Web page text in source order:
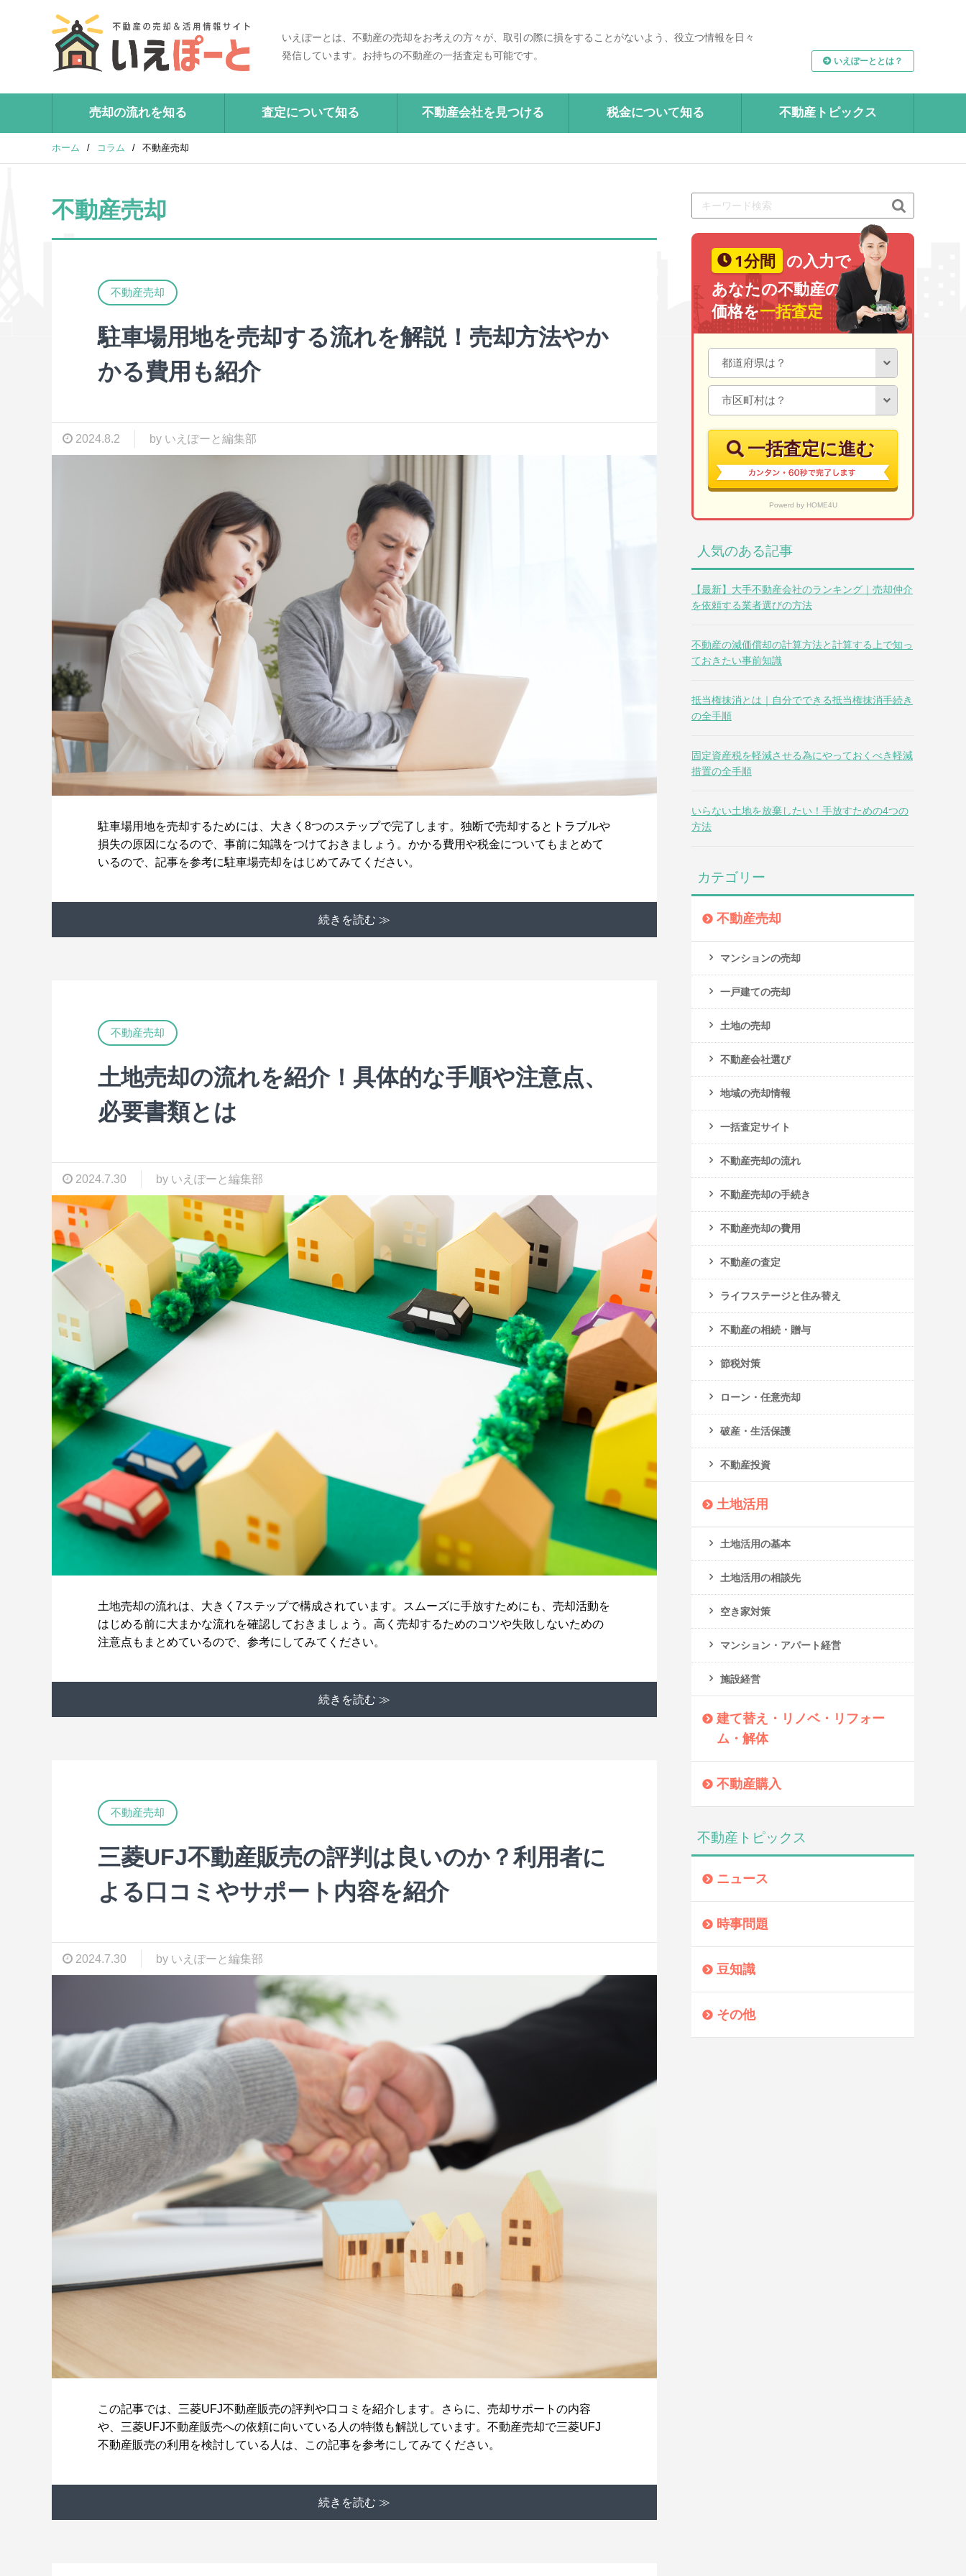
いえぽーとは、不動産の売却をお考えの方々が、取引の際に損をすることがないよう、役立つ情報を日々
発信しています。お持ちの不動産の一括査定も可能です。
いえぽーととは？
売却の流れを知る 査定について知る 不動産会社を見つける 税金について知る 不動産トピックス
ホーム / コラム / 不動産売却
不動産売却
不動産売却
駐車場用地を売却する流れを解説！売却方法やか
かる費用も紹介
2024.8.2 by いえぽーと編集部
駐車場用地を売却するためには、大きく8つのステップで完了します。独断で売却するとトラブルや
損失の原因になるので、事前に知識をつけておきましょう。かかる費用や税金についてもまとめて
いるので、記事を参考に駐車場売却をはじめてみてください。
続きを読む ≫
不動産売却
土地売却の流れを紹介！具体的な手順や注意点、
必要書類とは
2024.7.30 by いえぽーと編集部
土地売却の流れは、大きく7ステップで構成されています。スムーズに手放すためにも、売却活動を
はじめる前に大まかな流れを確認しておきましょう。高く売却するためのコツや失敗しないための
注意点もまとめているので、参考にしてみてください。
続きを読む ≫
不動産売却
三菱UFJ不動産販売の評判は良いのか？利用者に
よる口コミやサポート内容を紹介
2024.7.30 by いえぽーと編集部
この記事では、三菱UFJ不動産販売の評判や口コミを紹介します。さらに、売却サポートの内容
や、三菱UFJ不動産販売への依頼に向いている人の特徴も解説しています。不動産売却で三菱UFJ
不動産販売の利用を検討している人は、この記事を参考にしてみてください。
続きを読む ≫

1分間 の入力で
あなたの不動産の
価格を一括査定
一括査定に進む
Powerd by HOME4U
人気のある記事
【最新】大手不動産会社のランキング｜売却仲介
を依頼する業者選びの方法
不動産の減価償却の計算方法と計算する上で知っ
ておきたい事前知識
抵当権抹消とは｜自分でできる抵当権抹消手続き
の全手順
固定資産税を軽減させる為にやっておくべき軽減
措置の全手順
いらない土地を放棄したい！手放すための4つの
方法
カテゴリー
不動産売却
マンションの売却
一戸建ての売却
土地の売却
不動産会社選び
地域の売却情報
一括査定サイト
不動産売却の流れ
不動産売却の手続き
不動産売却の費用
不動産の査定
ライフステージと住み替え
不動産の相続・贈与
節税対策
ローン・任意売却
破産・生活保護
不動産投資
土地活用
土地活用の基本
土地活用の相談先
空き家対策
マンション・アパート経営
施設経営
建て替え・リノベ・リフォー
ム・解体
不動産購入
不動産トピックス
ニュース
時事問題
豆知識
その他